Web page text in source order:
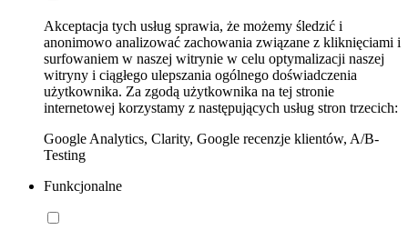
Akceptacja tych usług sprawia, że możemy śledzić i
anonimowo analizować zachowania związane z kliknięciami i
surfowaniem w naszej witrynie w celu optymalizacji naszej
witryny i ciągłego ulepszania ogólnego doświadczenia
użytkownika. Za zgodą użytkownika na tej stronie
internetowej korzystamy z następujących usług stron trzecich:
Google Analytics, Clarity, Google recenzje klientów, A/B-
Testing
Funkcjonalne